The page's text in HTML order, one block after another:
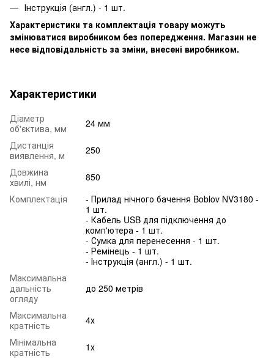
Інструкція (англ.) - 1 шт.
Характеристики та комплектація товару можуть
змінюватися виробником без попередження. Магазин не
несе відповідальність за зміни, внесені виробником.
Характеристики
Діаметр
об'єктива, мм
24 мм
Дистанція
виявлення, м
250
Довжина
хвилі, нм
850
Комплектація
- Прилад нічного бачення Boblov NV3180 -
1 шт.
- Кабель USB для підключення до
комп'ютера - 1 шт.
- Сумка для перенесення - 1 шт.
- Ремінець - 1 шт.
- Інструкція (англ.) - 1 шт.
Максимальна
дальність
огляду
до 250 метрів
Максимальна
кратність
4х
Мінімальна
кратність
1х